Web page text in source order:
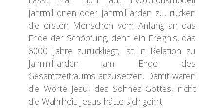
Jahrmillionen oder Jahrmilliarden zu, rücken
die ersten Menschen vom Anfang an das
Ende der Schöpfung, denn ein Ereignis, das
6000 Jahre zurückliegt, ist in Relation zu
Jahrmilliarden am Ende des
Gesamtzeitraums anzusetzen. Damit wären
die Worte Jesu, des Sohnes Gottes, nicht
die Wahrheit. Jesus hätte sich geirrt.